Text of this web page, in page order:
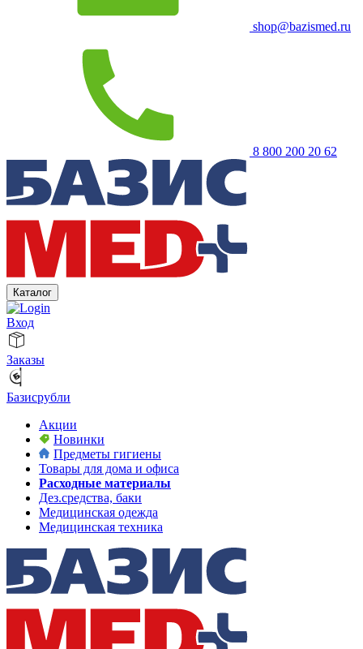
shop@bazismed.ru
8 800 200 20 62
Каталог
Вход
Заказы
Базисрубли
Акции
Новинки
Предметы гигиены
Товары для дома и офиса
Расходные материалы
Дез.средства, баки
Медицинская одежда
Медицинская техника